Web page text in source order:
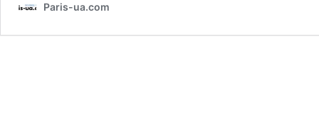
Paris-ua.com